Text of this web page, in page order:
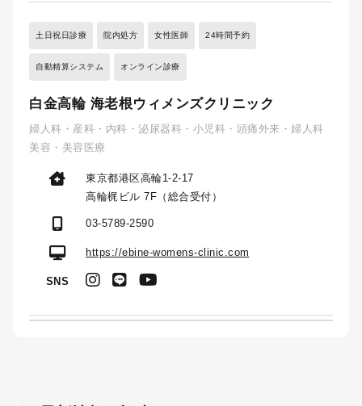
土日祝日診療 院内処方 女性医師 24時間予約
自動精算システム オンライン診療
白金高輪 海老根ウィメンズクリニック
婦人科・産科・内科・泌尿器科・小児科・頭痛外来・婦人科
美容・美容医療
東京都港区高輪1-2-17
高輪梶ビル 7F（総合受付）
03-5789-2590
https://ebine-womens-clinic.com
SNS